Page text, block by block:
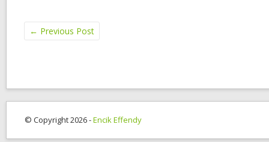
← Previous Post
© Copyright 2026 -Encik Effendy